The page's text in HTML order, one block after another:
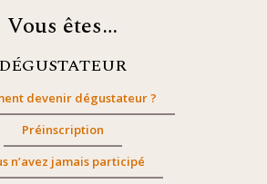
Vous êtes…
DÉGUSTATEUR
devenir dégustateur ?
Préinscription
n’avez jamais participé